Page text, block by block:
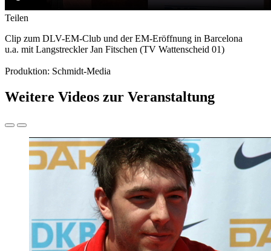
Teilen
Clip zum DLV-EM-Club und der EM-Eröffnung in Barcelona
u.a. mit Langstreckler Jan Fitschen (TV Wattenscheid 01)
Produktion: Schmidt-Media
Weitere Videos zur Veranstaltung